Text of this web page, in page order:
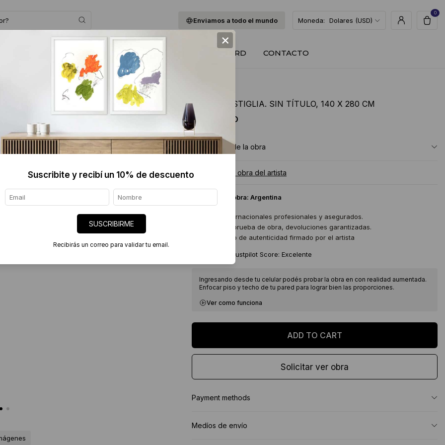
Enviamos a todo el mundo Moneda: Dolares (USD)
0
BLOG QUIENES SOMOS GIFT CARD CONTACTO
FLORA CASTIGLIA. SIN TÍTULO, 140 X 280 CM
$6490 USD
Información de la obra
Ver toda la obra del artista
Origen de la obra: Argentina
Envíos internacionales profesionales y asegurados.
7 días de prueba de obra, devoluciones garantizadas.
Certificado de autenticidad firmado por el artista
Trustpilot Score: Excelente
Ingresando desde tu celular podés probar la obra en con realidad aumentada.
Enfocar piso y techo de tu pared para lograr bien las proporciones.
Ver como funciona
Solicitar ver obra
Payment methods
Medíos de envío
×
Suscribite y recibí un 10% de descuento
SUSCRIBIRME
Recibirás un correo para validar tu email.